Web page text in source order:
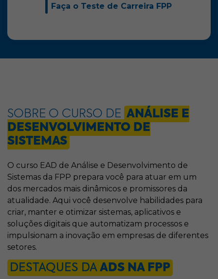
Faça o Teste de Carreira FPP
SOBRE O CURSO DE ANÁLISE E
DESENVOLVIMENTO DE
SISTEMAS
O curso EAD de Análise e Desenvolvimento de
Sistemas da FPP prepara você para atuar em um
dos mercados mais dinâmicos e promissores da
atualidade. Aqui você desenvolve habilidades para
criar, manter e otimizar sistemas, aplicativos e
soluções digitais que automatizam processos e
impulsionam a inovação em empresas de diferentes
setores.
DESTAQUES DA ADS NA FPP